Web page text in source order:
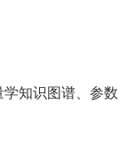
知识图谱、参数